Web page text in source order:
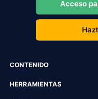
Acceso
CONTENIDO
HERRAMIENTAS